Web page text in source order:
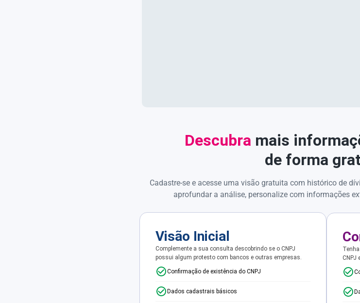
Descubra mais
de forma
Cadastre-se e acesse uma visão gratuita com histórico de
aprofundar a análise, personalize com informações
Visão Inicial
Complemente a sua consulta descobrindo se o CNPJ
possui algum protesto com bancos e outras empresas.
Confirmação de existência do CNPJ
Dados cadastrais básicos
CNPJ